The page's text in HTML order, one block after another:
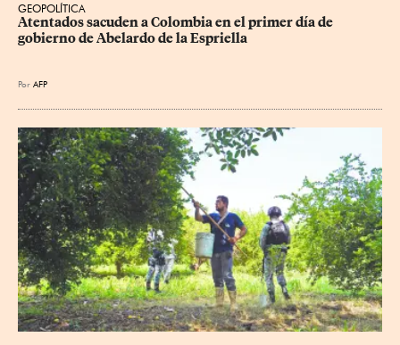
GEOPOLÍTICA
Atentados sacuden a Colombia en el primer día de
gobierno de Abelardo de la Espriella
Por AFP